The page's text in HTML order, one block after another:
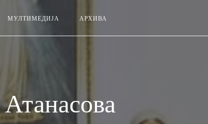
МУЛТИМЕДИЈА АРХИВА